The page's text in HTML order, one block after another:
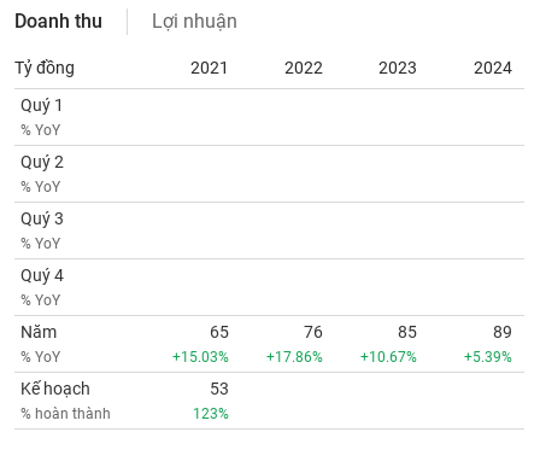
Doanh thu Lợi nhuận
Tỷ đồng 2021 2022 2023
2024
Quý 1
% YoY
Quý 2
% YoY
Quý 3
% YoY
Quý 4
% YoY
Năm
% YoY
65
+15.03%
76
+17.86%
85
+10.67%
89
+5.39%
Kế hoạch
% hoàn thành
53
123%
BẤT
ĐỘNG
SẢN
Mã
chứng
khoán
(-)
Tất cả Chứng chỉ quỹ Chứng
Lãnh
đạo
(-)